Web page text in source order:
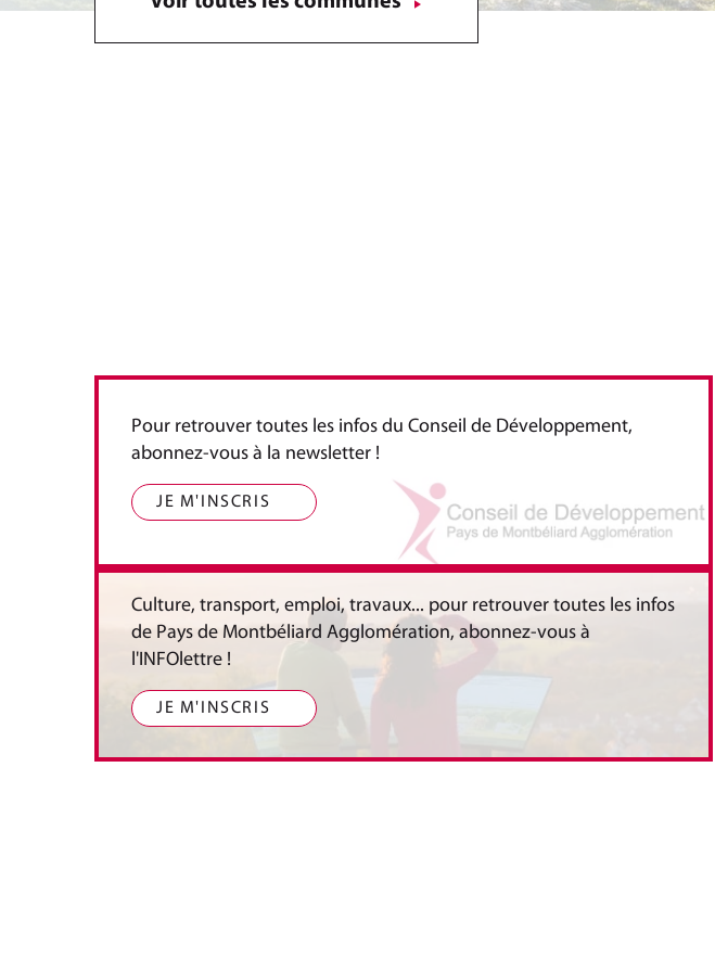
Pour retrouver toutes les infos du Conseil de Développement,
abonnez-vous à la newsletter !
JE M'INSCRIS
Culture, transport, emploi, travaux... pour retrouver toutes les infos
de Pays de Montbéliard Agglomération, abonnez-vous à
l'INFOlettre !
JE M'INSCRIS